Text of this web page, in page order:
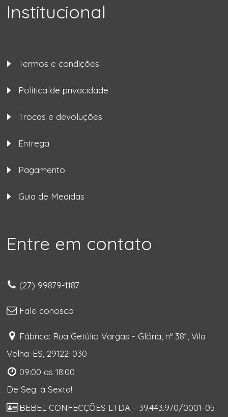
Institucional
Termos e condições
Política de privacidade
Trocas e devoluções
Entrega
Pagamento
Guia de Medidas
Entre em contato
(27) 99879-1187
Fale conosco
Fábrica: Rua Getúlio Vargas - Glória, nº 381, Vila
Velha-ES, 29122-030
09:00 as 18:00
De Seg. à Sexta!
BEBEL CONFECÇÕES LTDA - 39.443.970/0001-05